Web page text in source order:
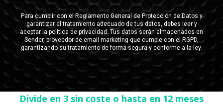
Divide en 3 sin coste o hasta en 12 meses